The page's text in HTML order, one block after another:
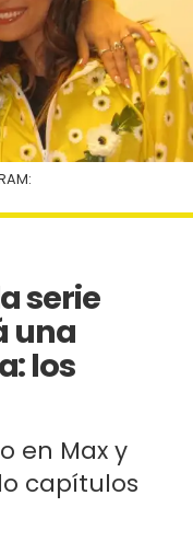
serie
una
los
en Max y
capítulos